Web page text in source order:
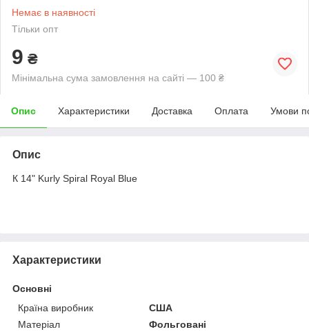
Немає в наявності
Тільки опт
9 ₴
Мінімальна сума замовлення на сайті — 100 ₴
Опис Характеристики Доставка Оплата Умови
Опис
К 14" Kurly Spiral Royal Blue
Характеристики
Основні
Країна виробник
США
Матеріал
Фольговані